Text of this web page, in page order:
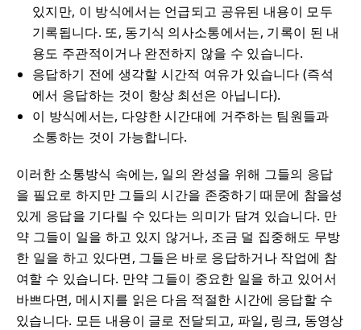
있지만, 이 방식에서는 언급되고 공유된 내용이 모두
기록됩니다. 또, 동기식 의사소통에서는, 기록이 된 내
용도 주관적이거나 완전하지 않을 수 있습니다.
응답하기 전에 생각할 시간적 여유가 있습니다 (즉석
에서 응답하는 것이 항상 최선은 아닙니다).
이 방식에서는, 다양한 시간대에 거주하는 팀원들과
소통하는 것이 가능합니다.
이러한 소통방식 속에는, 일의 완성을 위해 그들의 응답
을 필요로 하지만 그들의 시간을 존중하기 때문에 참을성
있게 응답을 기다릴 수 있다는 의미가 담겨 있습니다. 만
약 그들이 일을 하고 있지 않거나, 조금 덜 집중해도 무방
한 일을 하고 있다면, 그들은 바로 응답하거나 작업에 참
여할 수 있습니다. 만약 그들이 중요한 일을 하고 있어서
바쁘다면, 메시지를 읽은 다음 적절한 시간에 응답할 수
있습니다. 모든 내용이 글로 전달되고, 파일, 링크, 동영상